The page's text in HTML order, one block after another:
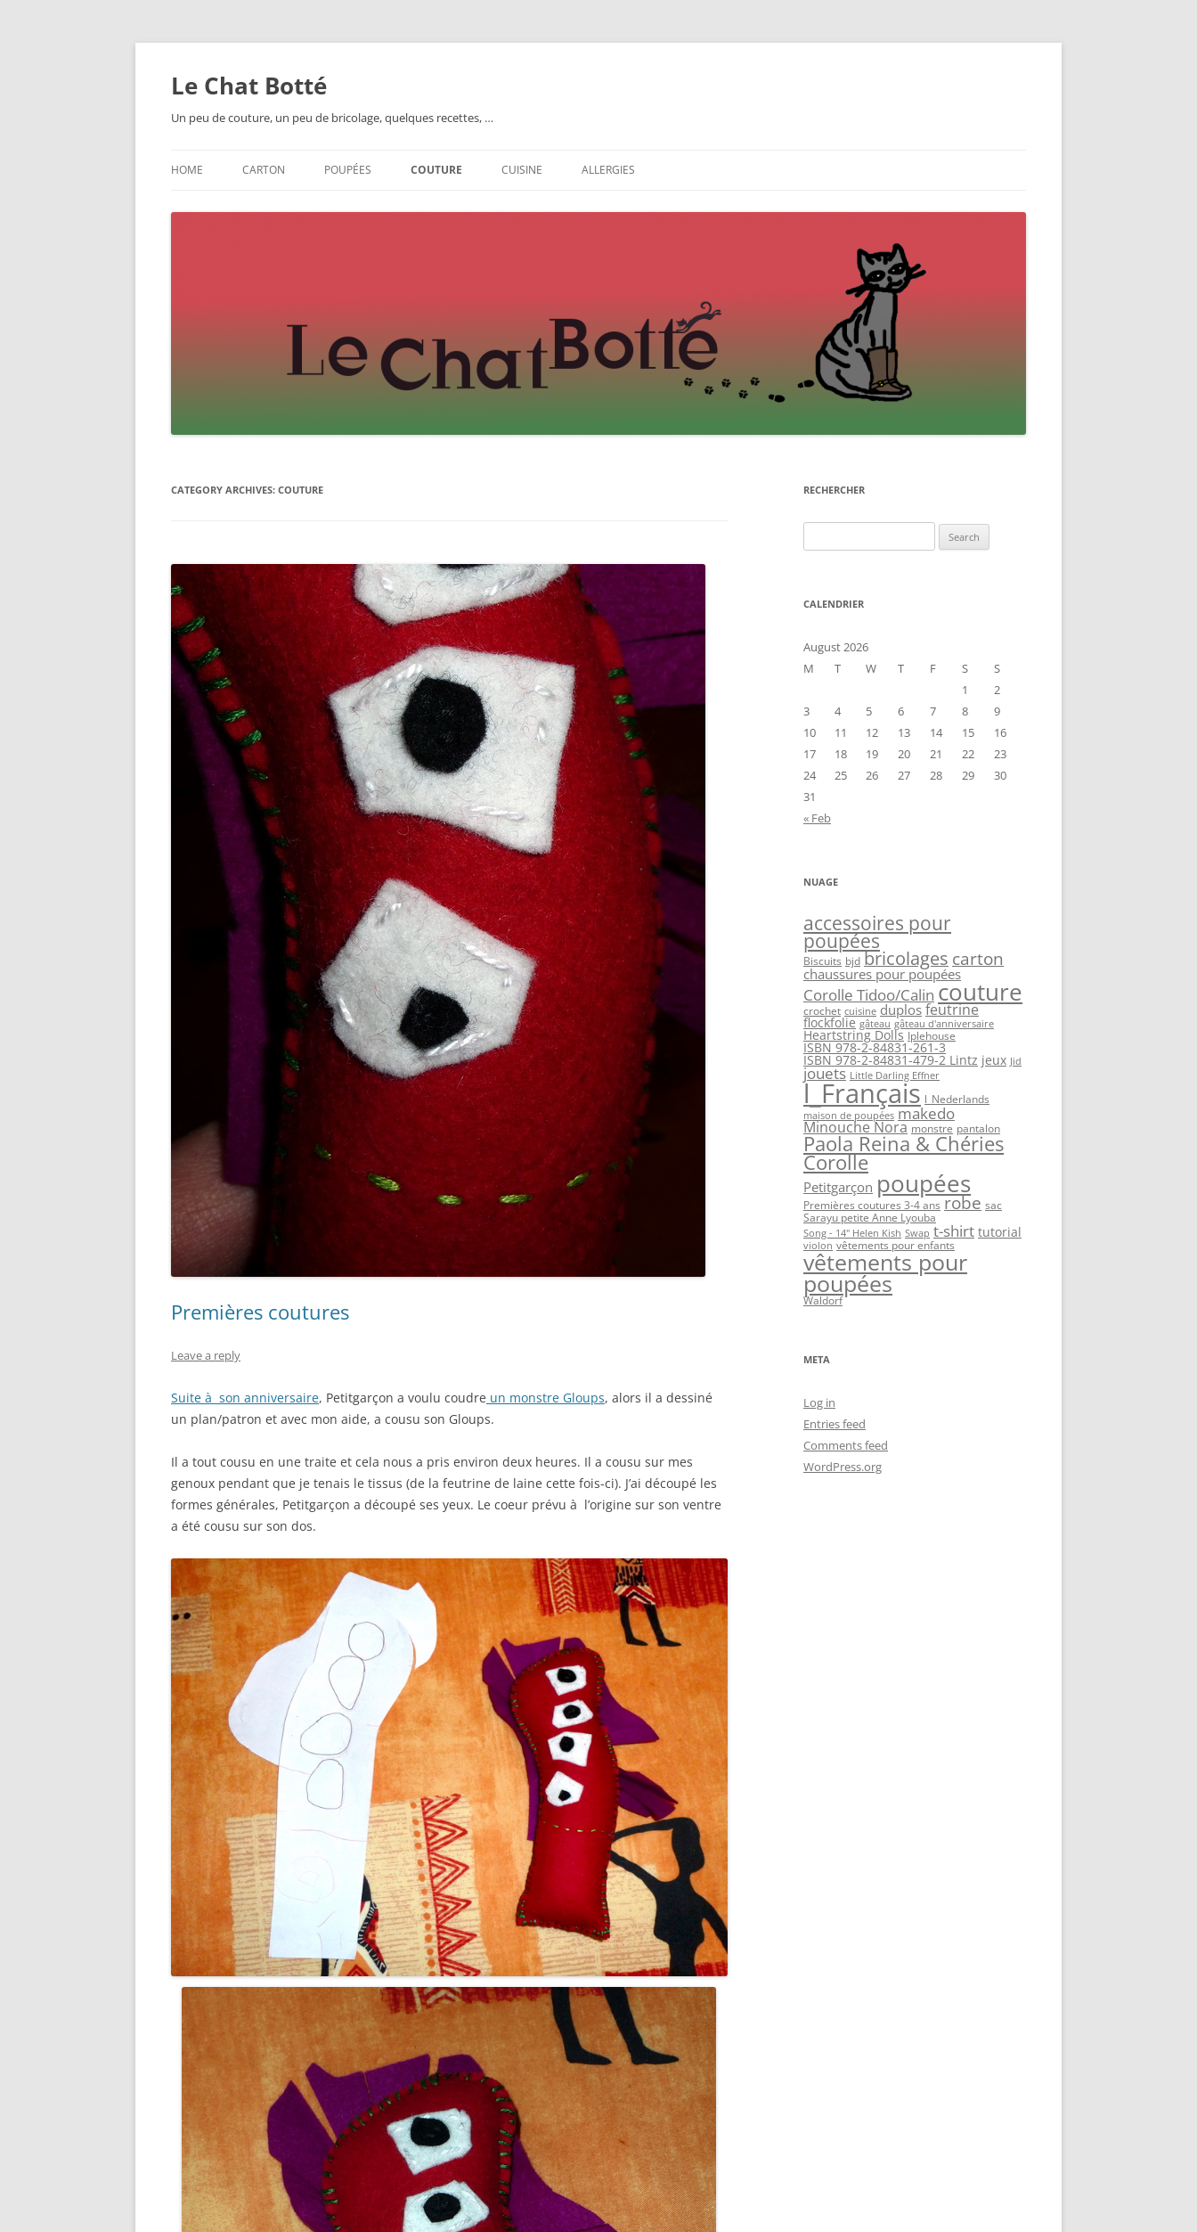
Skip
Le Chat Botté
Un peu de couture, un peu de bricolage, quelques recettes, …
HOME CARTON POUPÉES COUTURE CUISINE ALLERGIES
CATEGORY ARCHIVES: COUTURE
Premières coutures
Leave a reply
Suite à son anniversaire, Petitgarçon a voulu coudre un monstre Gloups, alors il a dessiné
un plan/patron et avec mon aide, a cousu son Gloups.
Il a tout cousu en une traite et cela nous a pris environ deux heures. Il a cousu sur mes
genoux pendant que je tenais le tissus (de la feutrine de laine cette fois-ci). J’ai découpé les
formes générales, Petitgarçon a découpé ses yeux. Le coeur prévu à l’origine sur son ventre
a été cousu sur son dos.
RECHERCHER
for:
CALENDRIER
August 2026
M
T W T F S
S
1
2
3
4 5 6 7 8
9
10
11 12 13 14 15
16
17
18 19 20 21 22
23
24
25 26 27 28 29
30
31
« Feb
NUAGE
accessoires pour
poupées
Biscuits bjd bricolages carton
chaussures pour poupées
Corolle Tidoo/Calin couture
crochet cuisine duplos feutrine
flockfolie gâteau gâteau d'anniversaire
Heartstring Dolls Iplehouse
ISBN 978-2-84831-261-3
ISBN 978-2-84831-479-2 Lintz jeux Jid
jouets Little Darling Effner
l_Français l_Nederlands
maison de poupées makedo
Minouche Nora monstre pantalon
Paola Reina & Chéries
Corolle
Petitgarçon poupées
Premières coutures 3-4 ans robe sac
Sarayu petite Anne Lyouba
Song - 14" Helen Kish Swap t-shirt tutorial
violon vêtements pour enfants
vêtements pour
poupées
Waldorf
META
Log in
Entries feed
Comments feed
WordPress.org